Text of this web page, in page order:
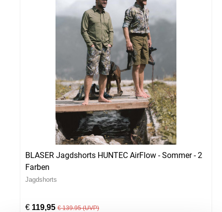
BLASER Jagdshorts HUNTEC AirFlow - Sommer - 2
Farben
Jagdshorts
€ 119,95 € 139.95 (UVP)